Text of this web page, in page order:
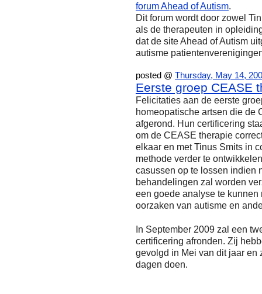
forum Ahead of Autism.
Dit forum wordt door zowel
als de therapeuten in
dat de site Ahead of Autism
autisme
posted @ Thursday, May 14,
Eerste groep CEASE
Felicitaties aan de eerste
homeopatische artsen die de
afgerond. Hun certificering
om de CEASE therapie
elkaar en met Tinus Smits in
methode verder te
casussen op te lossen indien
behandelingen zal worden
een goede analyse te
oorzaken van autisme en
In September 2009 zal een
certificering afronden. Zij
gevolgd in Mei van dit jaar en
dagen doen.